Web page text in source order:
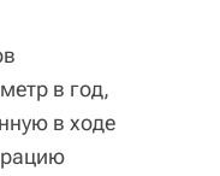
в год,
в ходе